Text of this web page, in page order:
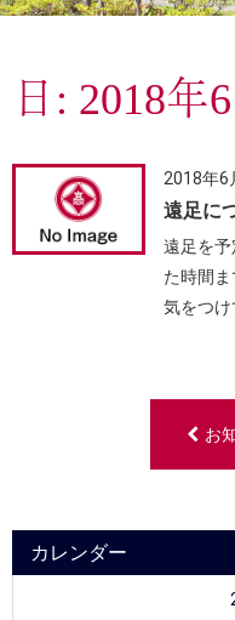
日: 2018年
2018年6
遠足に
遠足を
た時間ま
気をつけ
お
カレンダー